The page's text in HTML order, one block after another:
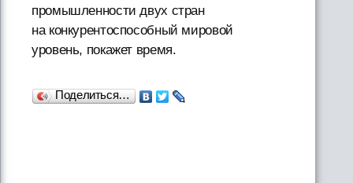
промышленности двух стран
на конкурентоспособный мировой
уровень, покажет время.
Поделиться…